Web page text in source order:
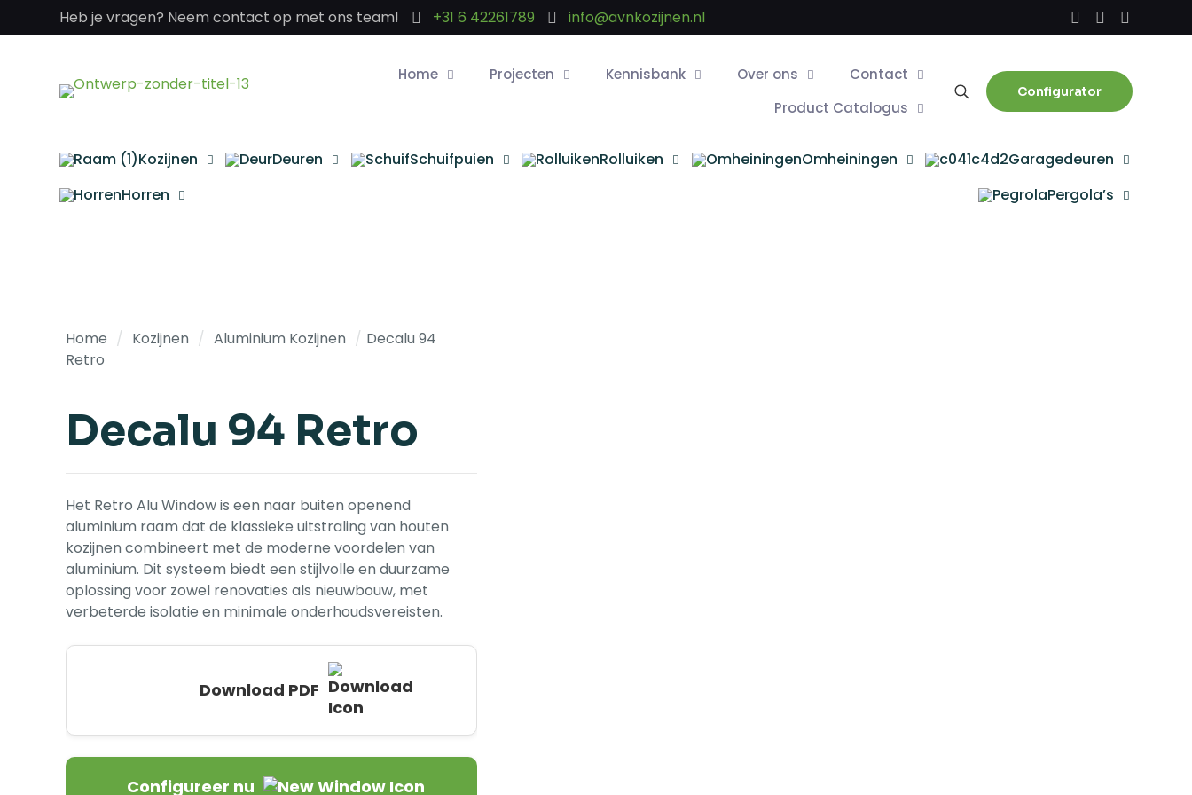
Heb je vragen? Neem contact op met ons team! +31 6 42261789 info@avnkozijnen.nl
Home Projecten Kennisbank Over ons
Contact
Product Catalogus
Configurator
Kozijnen Deuren Schuifpuien Rolluiken Omheiningen
Garagedeuren
Horren
Pergola’s
Home / Kozijnen / Aluminium Kozijnen / Decalu 94
Retro
Decalu 94 Retro
Het Retro Alu Window is een naar buiten openend
aluminium raam dat de klassieke uitstraling van houten
kozijnen combineert met de moderne voordelen van
aluminium. Dit systeem biedt een stijlvolle en duurzame
oplossing voor zowel renovaties als nieuwbouw, met
verbeterde isolatie en minimale onderhoudsvereisten.
Download PDF
Configureer nu